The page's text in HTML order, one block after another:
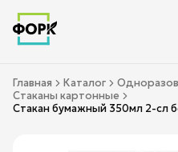
Главная Каталог
Стаканы картонные
Стакан бумажный 350мл 2-сл